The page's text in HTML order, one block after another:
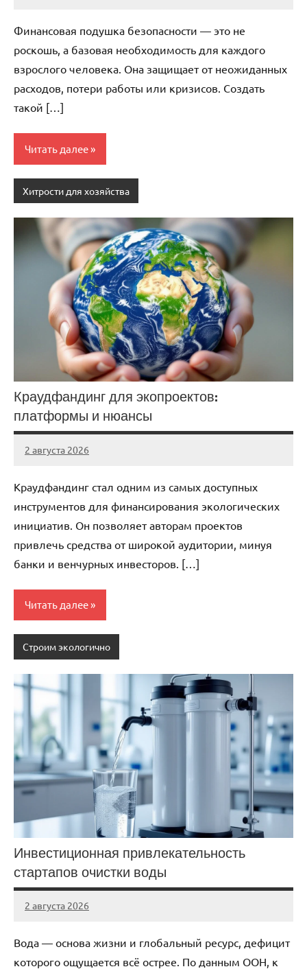
Финансовая подушка безопасности — это не
роскошь, а базовая необходимость для каждого
взрослого человека. Она защищает от неожиданных
расходов, потери работы или кризисов. Создать
такой […]
Читать далее
Хитрости для хозяйства
Краудфандинг для экопроектов:
платформы и нюансы
2 августа 2026
stroicentr_m
Нет
Краудфандинг стал одним из самых доступных
инструментов для финансирования экологических
инициатив. Он позволяет авторам проектов
привлечь средства от широкой аудитории, минуя
банки и венчурных инвесторов. […]
Читать далее
Строим экологично
Инвестиционная привлекательность
стартапов очистки воды
2 августа 2026
stroicentr_m
Нет
Вода — основа жизни и глобальный ресурс, дефицит
которого ощущается всё острее. По данным ООН, к